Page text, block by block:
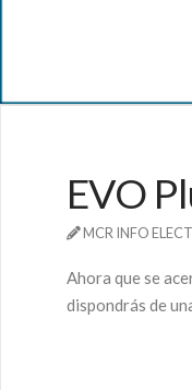
EVO
MCR INFO
Ahora que se
dispondrás de